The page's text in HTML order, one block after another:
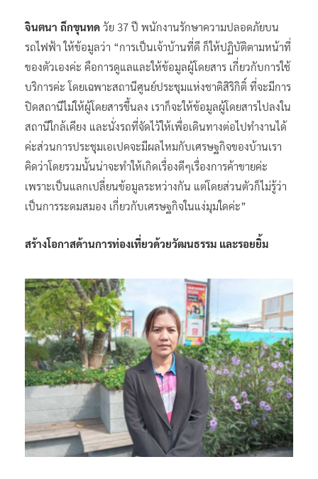
จินตนา ถึกขุนทด วัย 37 ปี พนักงานรักษาความปลอดภัยบน
รถไฟฟ้า ให้ข้อมูลว่า “การเป็นเจ้าบ้านที่ดี ก็ให้ปฏิบัติตามหน้าที่
ของตัวเองค่ะ คือการดูแลและให้ข้อมูลผู้โดยสาร เกี่ยวกับการใช้
บริการค่ะ โดยเฉพาะสถานีศูนย์ประชุมแห่งชาติสิริกิติ์ ที่จะมีการ
ปิดสถานีไม่ให้ผู้โดยสารขึ้นลง เราก็จะให้ข้อมูลผู้โดยสารไปลงใน
สถานีใกล้เคียง และนั่งรถที่จัดไว้ให้เพื่อเดินทางต่อไปทำงานได้
ค่ะส่วนการประชุมเอเปคจะมีผลไหมกับเศรษฐกิจของบ้านเรา
คิดว่าโดยรวมนั้นน่าจะทำให้เกิดเรื่องดีๆเรื่องการค้าขายค่ะ
เพราะเป็นแลกเปลี่ยนข้อมูลระหว่างกัน แต่โดยส่วนตัวก็ไม่รู้ว่า
เป็นการระดมสมอง เกี่ยวกับเศรษฐกิจในแง่มุมใดค่ะ”
สร้างโอกาสด้านการท่องเที่ยวด้วยวัฒนธรรม และรอยยิ้ม